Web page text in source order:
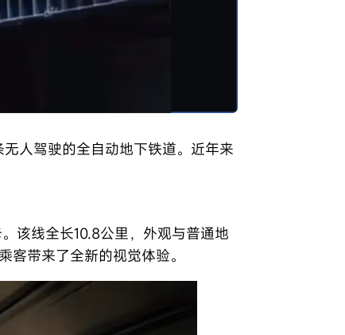
人驾驶的全自动地下铁道。近年来
该线全长10.8公里，外观与普通地
带来了全新的视觉体验。